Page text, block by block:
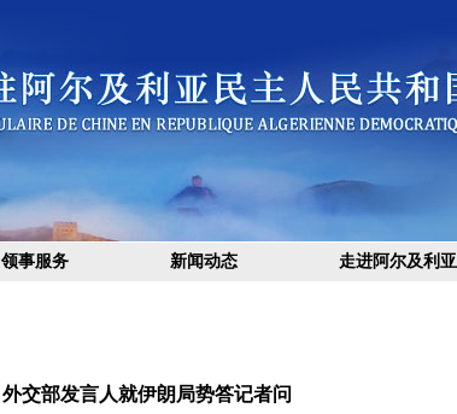
领事服务 新闻动态 走进阿尔及利亚
外交部发言人就伊朗局势答记者问